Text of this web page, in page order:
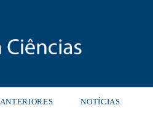
ANTERIORES NOTÍCIAS